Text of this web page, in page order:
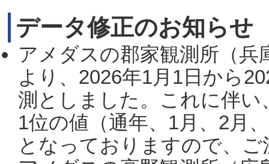
データ修正のお知らせ
アメダスの郡家観測所（
より、2026年1月1日から
測としました。これに伴い
1位の値（通年、1月、2月
となっておりますので、